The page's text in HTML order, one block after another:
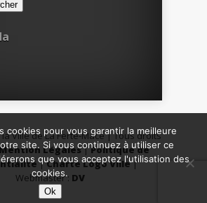
Ville de La Ferté-Macé | Tous droits
Légales|Politique de
|Charte Logo Ville|
Webmaster : DV
cookies pour vous garantir la meilleure
site. Si vous continuez à utiliser ce
que vous acceptez l'utilisation des
cookies.
Ok